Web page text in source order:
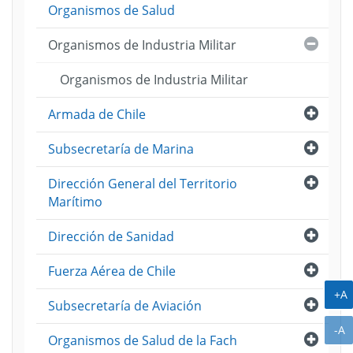
Organismos de Salud
Organismos de Industria Militar
Organismos de Industria Militar
Abrir
Armada de Chile
Abrir
Subsecretaría de Marina
Abrir
Dirección General del Territorio
Marítimo
Abrir
Dirección de Sanidad
Abrir
Fuerza Aérea de Chile
Abrir
Subsecretaría de Aviación
Abrir
Organismos de Salud de la Fach
+A
-A